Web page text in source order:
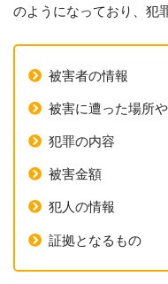
のようになっており、犯
被害者の情報
被害に遭った場所
犯罪の内容
被害金額
犯人の情報
証拠となるもの